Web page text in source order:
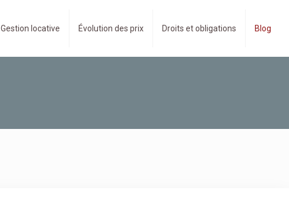
Gestion locative Évolution des prix Droits et obligations Blog